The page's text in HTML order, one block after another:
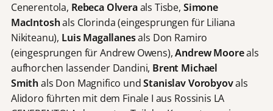
Cenerentola, Rebeca Olveraals Tisbe, Simone
MacIntoshals Clorinda (eingesprungen für Liliana
Nikiteanu), Luis Magallanesals Don Ramiro
(eingesprungen für Andrew Owens),Andrew Mooreals
aufhorchen lassender Dandini, Brent Michael
Smithals Don Magnifico undStanislav Vorobyovals
Alidoro führten mit dem Finale I aus Rossinis LA